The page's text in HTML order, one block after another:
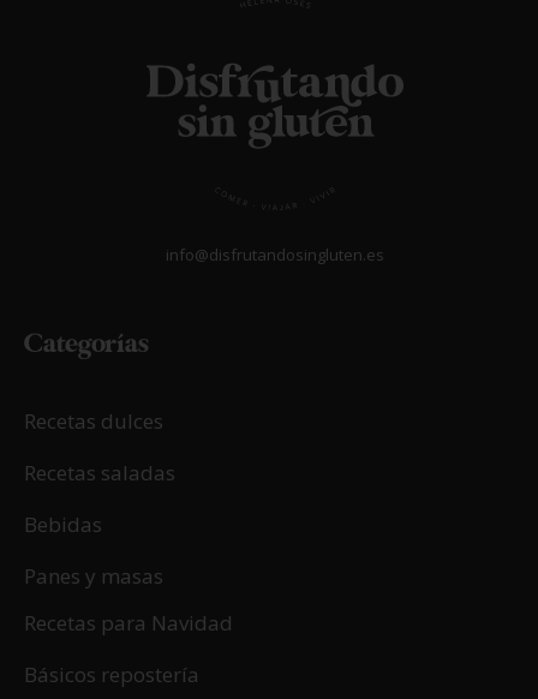
info@disfrutandosingluten.es
Categorías
Recetas dulces
Recetas saladas
Bebidas
Panes y masas
Recetas para Navidad
Básicos repostería